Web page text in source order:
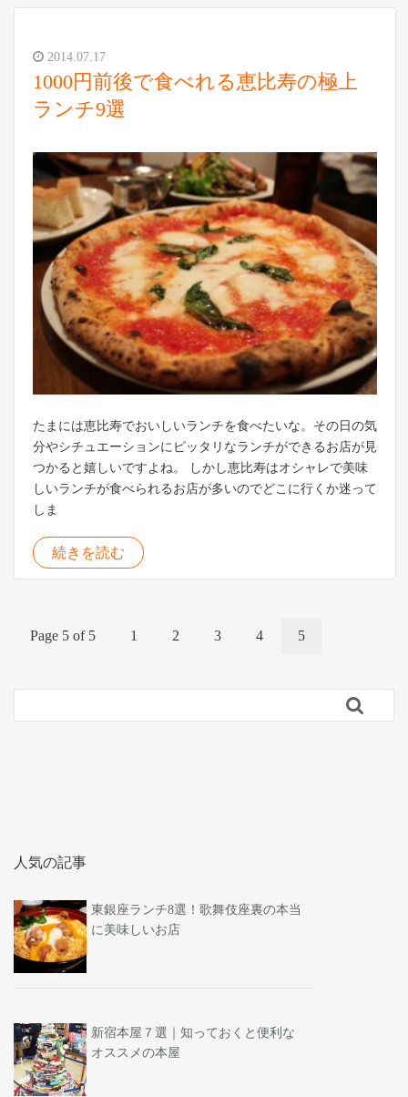
2014.07.17
1000円前後で食べれる恵比寿の極上
ランチ9選
たまには恵比寿でおいしいランチを食べたいな。その日の気
分やシチュエーションにピッタリなランチができるお店が見
つかると嬉しいですよね。 しかし恵比寿はオシャレで美味
しいランチが食べられるお店が多いのでどこに行くか迷って
しま
続きを読む
Page 5 of 5 1 2 3 4 5

人気の記事
東銀座ランチ8選！歌舞伎座裏の本当
に美味しいお店
新宿本屋７選｜知っておくと便利な
オススメの本屋